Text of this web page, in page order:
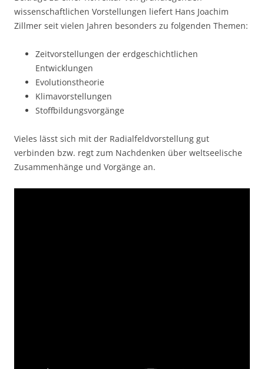
wissenschaftlichen Vorstellungen liefert Hans Joachim
Zillmer seit vielen Jahren besonders zu folgenden Themen:
Zeitvorstellungen der erdgeschichtlichen
Entwicklungen
Evolutionstheorie
Klimavorstellungen
Stoffbildungsvorgänge
Vieles lässt sich mit der Radialfeldvorstellung gut
verbinden bzw. regt zum Nachdenken über weltseelische
Zusammenhänge und Vorgänge an.